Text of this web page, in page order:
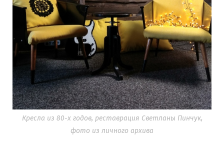
Кресла из 80-х годов, реставрация Светланы Пинчук,
фото из личного архива